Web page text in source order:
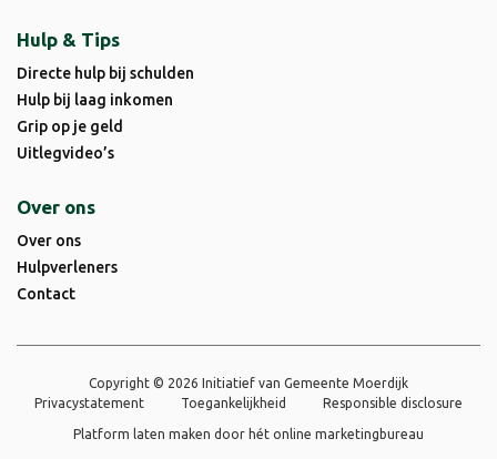
Hulp & Tips
Directe hulp bij schulden
Hulp bij laag inkomen
Grip op je geld
Uitlegvideo’s
Over ons
Over ons
Hulpverleners
Contact
Copyright © 2026 Initiatief van Gemeente Moerdijk
Privacystatement
Toegankelijkheid Responsible disclosure
Platform laten maken door hét online marketingbureau